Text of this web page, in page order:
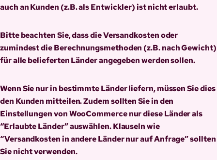
auch an Kunden (z.B. als Entwickler) ist nicht erlaubt.
Bitte beachten Sie, dass die Versandkosten oder
zumindest die Berechnungsmethoden (z.B. nach Gewicht)
für alle belieferten Länder angegeben werden sollen.
Wenn Sie nur in bestimmte Länder liefern, müssen Sie dies
den Kunden mitteilen. Zudem sollten Sie in den
Einstellungen von WooCommerce nur diese Länder als
“Erlaubte Länder” auswählen. Klauseln wie
“Versandkosten in andere Länder nur auf Anfrage” sollten
Sie nicht verwenden.